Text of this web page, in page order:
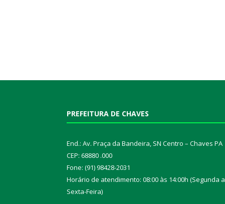
PREFEITURA DE CHAVES
End.: Av. Praça da Bandeira, SN Centro – Chaves PA
CEP: 68880 .000
Fone: (91) 98428-2031
Horário de atendimento: 08:00 às 14:00h (Segunda a
Sexta-Feira)